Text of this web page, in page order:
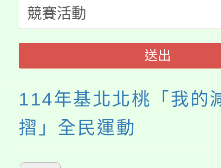
者。
份教師研習
淨零綠生活教案入校路
115年食農教育專業人
送出
114年基北北桃「我的
摺」全民運動